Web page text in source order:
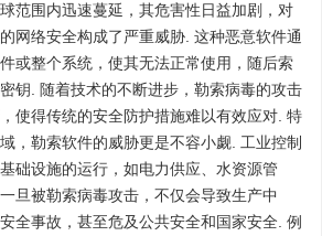
范围内迅速蔓延，其危害性日益加剧，对
网络安全构成了严重威胁. 这种恶意软件通
或整个系统，使其无法正常使用，随后索
钥. 随着技术的不断进步，勒索病毒的攻击
使得传统的安全防护措施难以有效应对. 特
，勒索软件的威胁更是不容小觑. 工业控制
础设施的运行，如电力供应、水资源管
旦被勒索病毒攻击，不仅会导致生产中
全事故，甚至危及公共安全和国家安全. 例